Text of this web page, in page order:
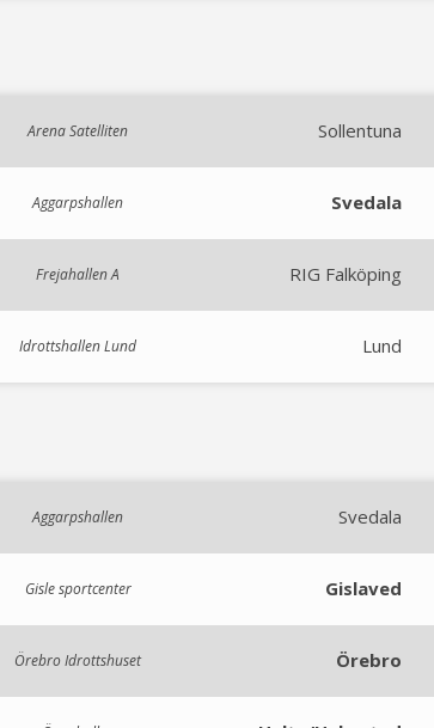
Arena Satelliten Sollentuna
Aggarpshallen Svedala
Frejahallen A RIG Falköping
Idrottshallen Lund Lund
Aggarpshallen Svedala
Gisle sportcenter Gislaved
Örebro Idrottshuset Örebro